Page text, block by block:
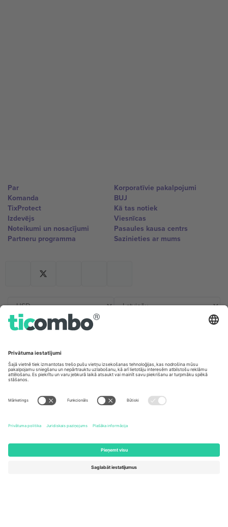
Par
Komanda
TixProtect
Izdevējs
Noteikumi un nosacījumi
Partneru programma
Korporatīvie pakalpojumi
BUJ
Kā tas notiek
Viesnīcas
Pasaules kausa centrs
Sazinieties ar mums
Germany
Unter den Linden 24, 10117
United Kingdom
167 City Road, London, Greater
Kingdom
United States
Newark, Delaware 19713, United
States
Switzerland
Engelberg, Switzerland